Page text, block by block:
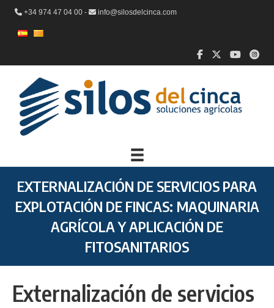
+34 974 47 04 00 - info@silosdelcinca.com
EXTERNALIZACIÓN DE SERVICIOS PARA
EXPLOTACIÓN DE FINCAS: MAQUINARIA
AGRÍCOLA Y APLICACIÓN DE
FITOSANITARIOS
Externalización de servicios